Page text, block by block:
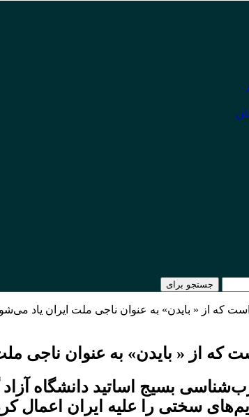
جستجو برای
که از « بایدن» به عنوان ناجی ملت ایران یاد
که از « بایدن» به عنوان ناجی
بسیج اساتید دانشگاه
سختی را علیه ایران اعمال